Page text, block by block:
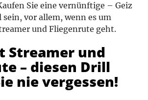
Sie eine vernünftige – Geiz
vor allem, wenn es um
und Fliegenrute geht.
Streamer und
– diesen Drill
nie vergessen!